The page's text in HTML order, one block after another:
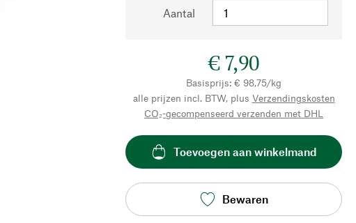
Aantal
€ 7,90
Basisprijs: € 98,75/kg
alle prijzen incl. BTW, plus Verzendingskosten
CO₂-gecompenseerd verzenden met DHL
Toevoegen aan winkelmand
Bewaren